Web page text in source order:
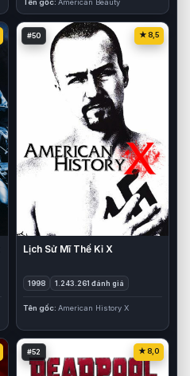
Tên gốc American Beauty
#50 8,5
Lịch Sử Mĩ Thế Kỉ X
1998 1.243.261 đánh giá
Tên gốc American History X
#52 8,0